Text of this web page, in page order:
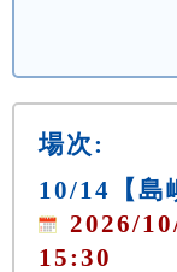
場次:
10/14【島
2026/
15:30